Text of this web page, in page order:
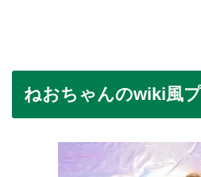
ねおちゃんのwiki風